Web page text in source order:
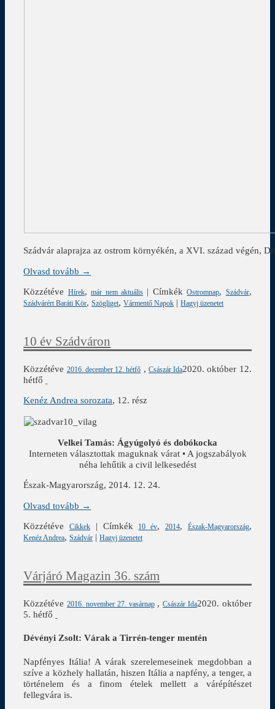
Szádvár alaprajza az ostrom környékén, a XVI. század végén,
Olvasd tovább →
Közzétéve
Hírek,már nem aktuális | Címkék Ostromnap, Szádvár,
Szádvárért Baráti Kör,Szögliget,Vármentő Napok |Hagyj üzenetet
10 év Szádváron
Közzétéve 2016. december 12. hétfő , Császár Ida2020. október 12.
hétfő
Kenéz Andrea sorozata, 12. rész
Velkei Tamás: Ágyúgolyó és dobókocka
Interneten választottak maguknak várat • A jogszabályok
néha lehűtik a civil lelkesedést
Észak-Magyarország, 2014. 12. 24.
Olvasd tovább →
Közzétéve
Cikkek | Címkék 10 év,2014, Észak-Magyarország,
Kenéz Andrea,Szádvár |Hagyj üzenetet
Várjáró Magazin 36. szám
Közzétéve2016. november 27. vasárnap ,Császár Ida2020. október
5. hétfő
Dévényi Zsolt: Várak a Tirrén-tenger mentén
Napfényes Itália! A várak szerelemeseinek megdobban a
szíve a közhely hallatán, hiszen Itália a napfény, a tenger, a
történelem és a finom ételek mellett a várépítészet
fellegvára is.